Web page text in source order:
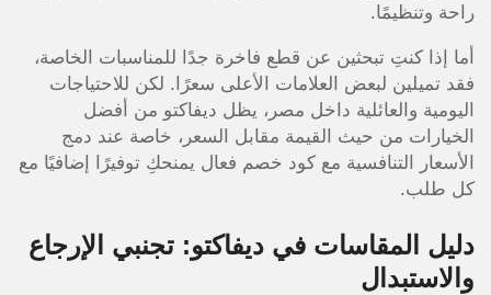
راحة وتنظيمًا.
أما إذا كنتِ تبحثين عن قطع فاخرة جدًا للمناسبات الخاصة،
فقد تميلين لبعض العلامات الأعلى سعرًا. لكن للاحتياجات
اليومية والعائلية داخل مصر، يظل ديفاكتو من أفضل
الخيارات من حيث القيمة مقابل السعر، خاصة عند دمج
الأسعار التنافسية مع كود خصم فعال يمنحكِ توفيرًا إضافيًا مع
كل طلب.
دليل المقاسات في ديفاكتو: تجنبي الإرجاع
والاستبدال